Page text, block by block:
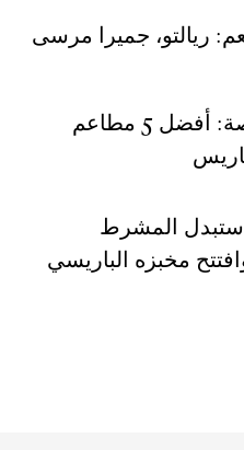
ريالتو، جميرا مرسى
توصيات خاصة: أفضل 5 مطاعم
المشرط
مخبزه الباريسي